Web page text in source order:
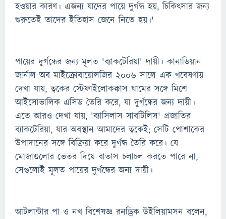
হওয়ার কারণ। এজন্য যাদের পায়ে দুর্গন্ধ হয়, চিকিৎসার জন্য
শুরুতেই তাদের ইতিহাস জেনে নিতে হয়।'
পায়ের দুর্গন্ধের জন্য মূলত 'ব্যাকটেরিয়া' দায়ী। কানাডিয়ান
জার্নাল অব মাইক্রোবায়োলজির ২০০৬ সালে এক গবেষণায়
দেখা যায়, ত্বকের স্টেফাইলোকক্কাস ঘামের সঙ্গে মিশে
আইসোভালিক এসিড তৈরি করে, যা দুর্গন্ধের জন্য দায়ী।
এতে আরও দেখা যায়, 'ব্যাসিলাস সাবটিলিস' প্রজাতির
ব্যাকটেরিয়া, যার অবস্থান আমাদের ত্বকেই; সেটি পোশাকের
উপাদানের সঙ্গে বিক্রিয়া করে দুর্গন্ধ তৈরি করে। যে
মোজাগুলোর ভেতর দিয়ে বাতাস চলাচল করতে পারে না,
সেগুলোই মূলত পায়ের দুর্গন্ধের জন্য দায়ী।
আটলান্টার পা ও নখ বিশেষজ্ঞ রনড্রিক উইলিয়ামসন বলেন,